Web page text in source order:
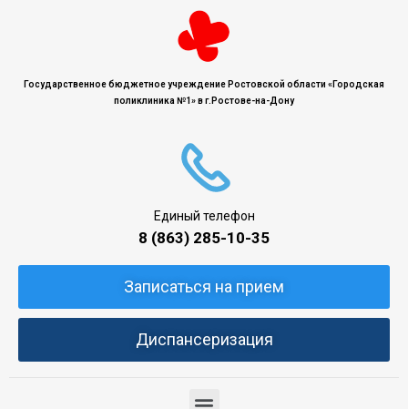
Государственное бюджетное учреждение Ростовской области «Городская
поликлиника №1» в г.Ростове-на-Дону
Единый телефон
8 (863) 285-10-35
Записаться на прием
Диспансеризация